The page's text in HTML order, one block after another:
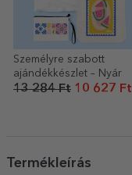
Személyre szabott
ajándékkészlet – Nyár
13 284 Ft 10 627 Ft
Termékleírás